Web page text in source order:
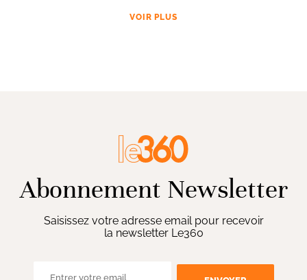
VOIR PLUS
Abonnement Newsletter
Saisissez votre adresse email pour recevoir
la newsletter Le360